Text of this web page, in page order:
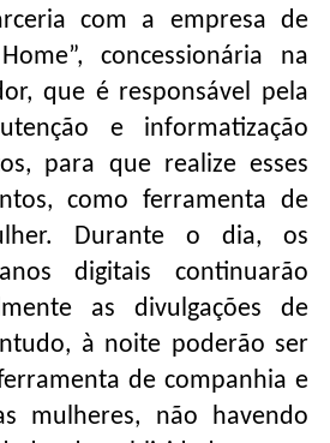
com a empresa de
concessionária na
que é responsável pela
e informatização
para que realize esses
como ferramenta de
Durante o dia, os
digitais continuarão
as divulgações de
à noite poderão ser
de companhia e
mulheres, não havendo